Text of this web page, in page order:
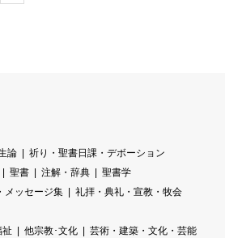
論
祈り・聖書日課・デボーション
聖書 注解・辞典
聖書学
メッセージ集
礼拝・典礼・宣教・牧会
祉 他宗教･文化
芸術・建築・文化・芸能